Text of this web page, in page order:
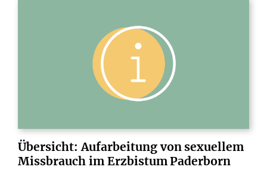
Übersicht: Aufarbeitungvon sexuellem
Missbrauch im ErzbistumPaderborn